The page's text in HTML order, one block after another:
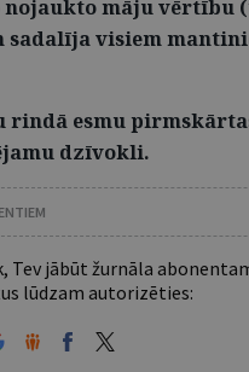
nojaukto māju vērtību
visiem
esmu
dzīvokli.
Tev jābūt žurnāla
lūdzam autorizēties: